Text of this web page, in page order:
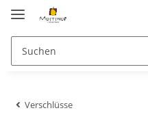
Verschlüsse